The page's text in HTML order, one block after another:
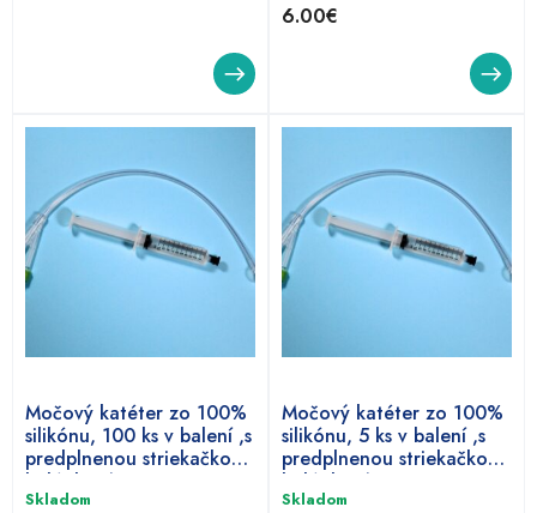
6.00€
Močový katéter zo 100%
silikónu, 100 ks v balení ,s
predplnenou striekačkou,
balónkový
Skladom
Tento
viacero
variantov.
Možnosti
vybrať
stránke
produktu.
Močový katéter zo 100%
silikónu, 5 ks v balení ,s
predplnenou striekačkou,
balónkový
Skladom
Tento
viacero
variantov.
Možnosti
vybrať
stránke
produktu.